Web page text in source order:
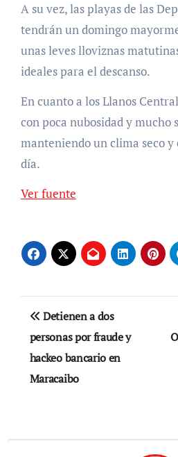
A su vez, las playas de las
tendrán un domingo
unas leves lloviznas
ideales para el descanso.
En cuanto a los Llanos
con poca nubosidad y mucho
manteniendo un clima seco
día.
Ver fuente
Navegación
de
entradas
Detienen a dos
personas por fraude y
hackeo bancario en
Maracaibo